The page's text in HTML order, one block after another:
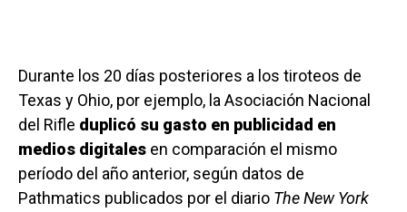
Durante los 20 días posteriores a los tiroteos de
Texas y Ohio, por ejemplo, la Asociación Nacional
del Rifle duplicó su gasto en publicidad en
medios digitales en comparación el mismo
período del año anterior, según datos de
Pathmatics publicados por el diario The New York